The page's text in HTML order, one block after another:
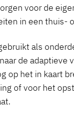
voor de
in een thuis-
als
de adaptieve
op het in kaart
of voor het